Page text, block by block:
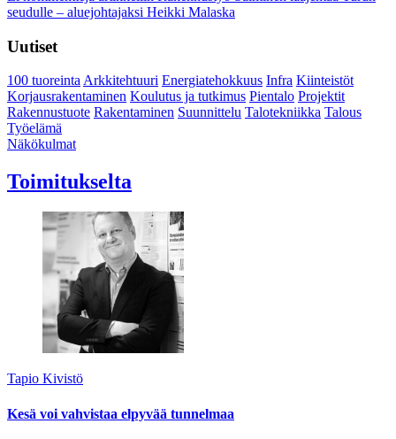
seudulle – aluejohtajaksi Heikki Malaska
Uutiset
100 tuoreintaArkkitehtuuri Energiatehokkuus Infra Kiinteistöt
Korjausrakentaminen Koulutus ja tutkimus Pientalo Projektit
Rakennustuote Rakentaminen Suunnittelu Talotekniikka Talous
Työelämä
Näkökulmat
Toimitukselta
Tapio Kivistö
Kesä voi vahvistaa elpyvää tunnelmaa